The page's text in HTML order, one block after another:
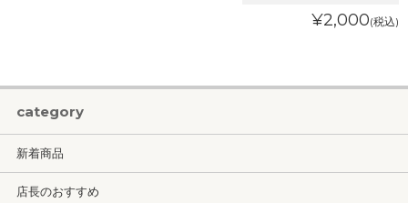
¥2,000(税込)
category
新着商品
店長のおすすめ